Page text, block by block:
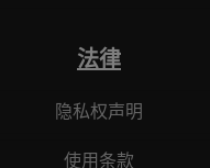
法律
隐私权声明
使用条款